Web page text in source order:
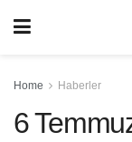
Home Haberler
6